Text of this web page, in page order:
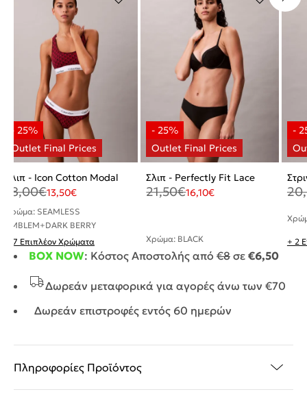
Σλιπ - Icon Cotton Modal
18,00€13,50€
Χρώμα: SEAMLESS
EMBLEM+DARK BERRY
+ 7 Επιπλέον Χρώματα
Σλιπ - Perfectly Fit Lace
21,50€16,10€
Χρώμα: BLACK + 2
BOX NOW: Κόστος Αποστολής από €8 σε €6,50
Δωρεάν μεταφορικά για αγορές άνω των €70
Δωρεάν επιστροφές εντός 60 ημερών
Πληροφορίες Προϊόντος